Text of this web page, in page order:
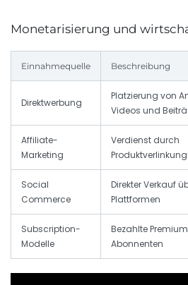
Monetarisierung und
Einnahmequelle Beschreibung
Direktwerbung
Platzierung von
Videos und
Affiliate-
Marketing
Verdienst durch
Social
Commerce
Direkter Verkauf
Plattformen
Subscription-
Modelle
Bezahlte
Abonnenten